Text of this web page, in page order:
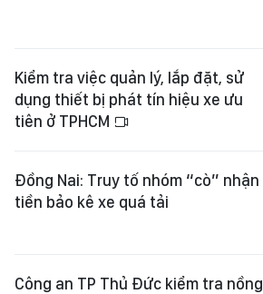
Kiểm tra việc quản lý, lắp đặt, sử
dụng thiết bị phát tín hiệu xe ưu
tiên ở TPHCM
Đồng Nai: Truy tố nhóm “cò” nhận
tiền bảo kê xe quá tải
Công an TP Thủ Đức kiểm tra nồng